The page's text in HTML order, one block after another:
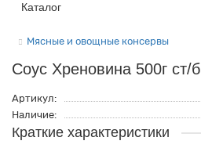
Каталог
Мясные и овощные консервы
Соус Хреновина 500г ст/б
Артикул:
Наличие:
Краткие характеристики